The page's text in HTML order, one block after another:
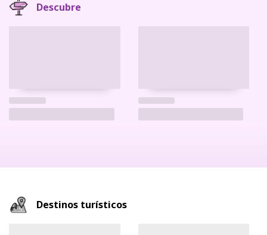
Descubre
Destinos turísticos